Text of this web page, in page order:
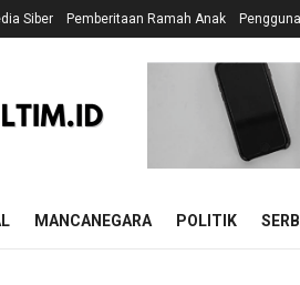
Siber Pemberitaan Ramah Anak
MANCANEGARA POLITIK